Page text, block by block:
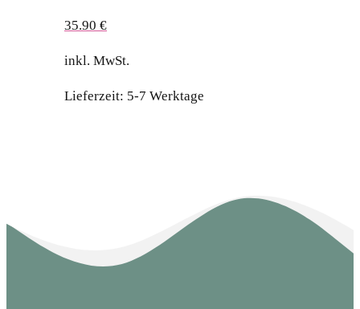
35.90 €
inkl. MwSt.
Lieferzeit: 5-7 Werktage